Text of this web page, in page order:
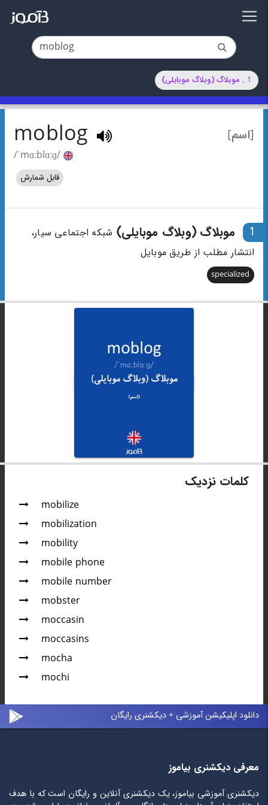
1 . موبلاگ (وبلاگ موبایلی)
[اسم] moblog
/ˈmɑːblɑːɡ/
قابل شمارش
1 موبلاگ (وبلاگ موبایلی) شبکه اجتماعی سیار،
انتشار مطلب از طریق موبایل
specialized
کلمات نزدیک
mobilize
mobilization
mobility
mobile phone
mobile number
mobster
moccasin
moccasins
mocha
mochi
دانلود اپلیکیشن آموزشی + دیکشنری رایگان
معرفی دیکشنری بیاموز
دیکشنری آموزشی بیاموز، یک دیکشنری آنلاین و رایگان است که با هدف